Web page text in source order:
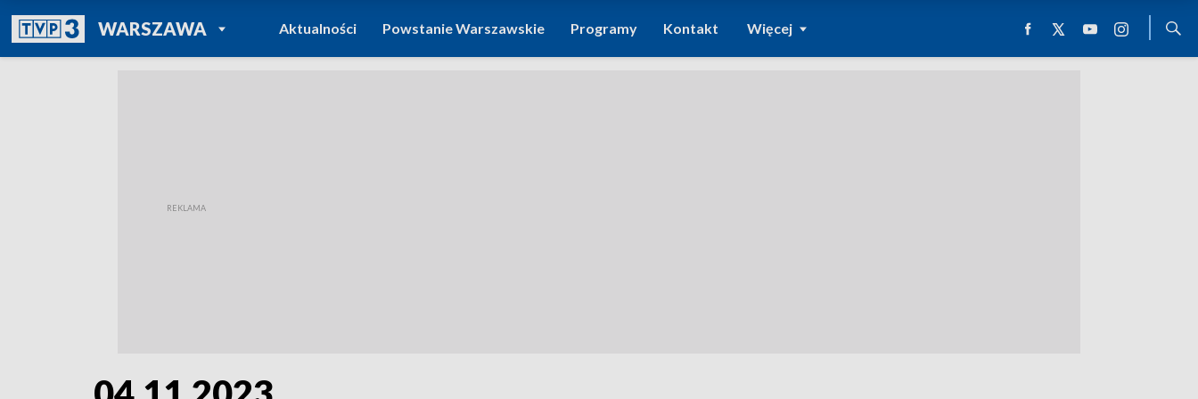
WARSZAWAPOWRÓT DO
TVP REGIONY
Aktualności Powstanie Warszawskie Programy Kontakt Więcej